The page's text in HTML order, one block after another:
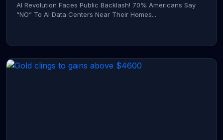
AI Revolution Faces Public Backlash! 70% Americans Say
“NO” To AI Data Centers Near Their Homes...